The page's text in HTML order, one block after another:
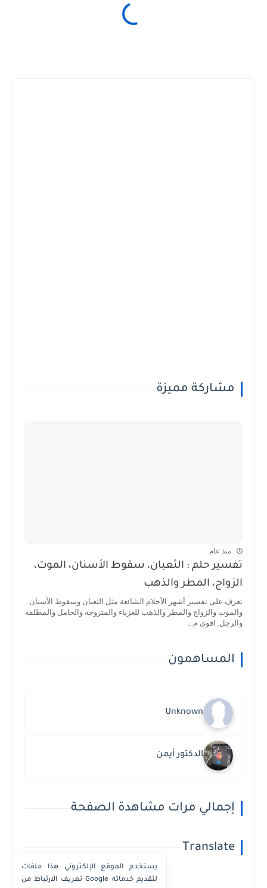
مشاركة مميزة
منذ عام
تفسير حلم : الثعبان، سقوط الأسنان، الموت،
الزواج، المطر والذهب
تعرف على تفسير أشهر الأحلام الشائعة مثل الثعبان وسقوط الأسنان
والموت والزواج والمطر والذهب للعزباء والمتزوجة والحامل والمطلقة
والرجل. اقوى م...
المساهمون
Unknown
الدكتور أيمن
إجمالي مرات مشاهدة الصفحة
Translate
يستخدم الموقع الإلكتروني هذا ملفات
تعريف الارتباط من Google لتقديم خدماته